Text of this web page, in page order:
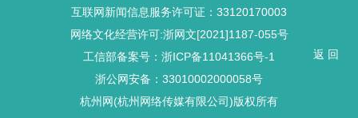
返 回
互联网新闻信息服务许可证：33120170003
网络文化经营许可:浙网文[2021]1187-055号
工信部备案号：浙ICP备11041366号-1
浙公网安备：33010002000058号
杭州网(杭州网络传媒有限公司)版权所有